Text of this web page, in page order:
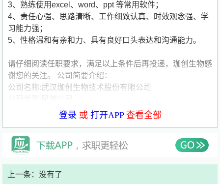
3、熟练使用excel、word、ppt 等常用软件；
4、责任心强、思路清晰、工作细致认真、时效观念强、学
习能力强；
5、性格温和有亲和力、具有良好口头表达和沟通能力。
请仔细阅读任职要求，满足以上条件后再投递，珈创生物感
谢您的关注。 公司简要介绍：
公司名称:武汉珈创生物技术股份有限公司
公司规模:150-500人
物）创建于2011年，是由原武汉大学生命科学学院郑从义
教授等领衔组建的高新技术企业，专注于为生产企业及研发
免疫细胞）、菌种、毒株和原辅料的质量检测，病毒清除工
登录 或 打开APP查看全部
上一条：没有了